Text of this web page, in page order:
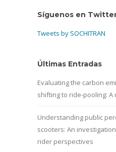
Síguenos en
Tweets by SOCHITRAN
Últimas Entradas
Evaluating the carbon
shifting to ride-pooling:
Understanding public
scooters: An
rider perspectives